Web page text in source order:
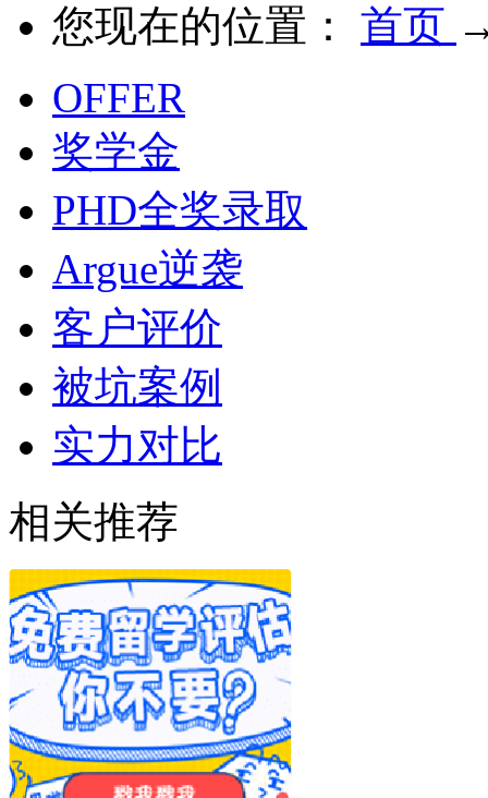
您现在的位置： 首页
OFFER
奖学金
PHD全奖录取
Argue逆袭
客户评价
被坑案例
实力对比
相关推荐